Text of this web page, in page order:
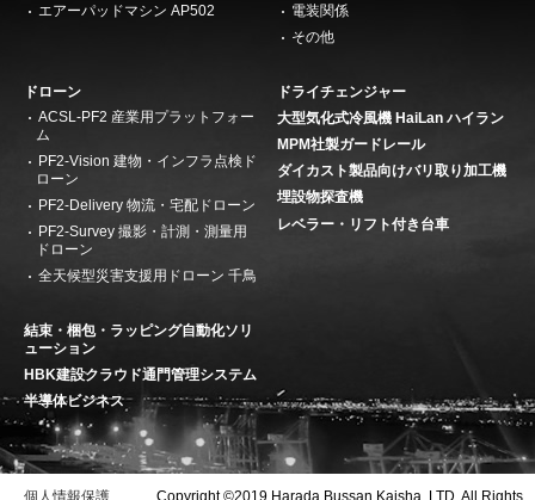
エアーパッドマシン AP502
電装関係
その他
ドローン
ACSL-PF2 産業用プラットフォー
ム
PF2-Vision 建物・インフラ点検ド
ローン
PF2-Delivery 物流・宅配ドローン
PF2-Survey 撮影・計測・測量用
ドローン
全天候型災害支援用ドローン 千鳥
ドライチェンジャー
大型気化式冷風機 HaiLan ハイラン
MPM社製ガードレール
ダイカスト製品向けバリ取り加工機
埋設物探査機
レベラー・リフト付き台車
結束・梱包・ラッピング自動化ソリ
ューション
HBK建設クラウド通門管理システム
半導体ビジネス
個人情報保護 Copyright ©2019 Harada Bussan Kaisha, LTD. All Rights